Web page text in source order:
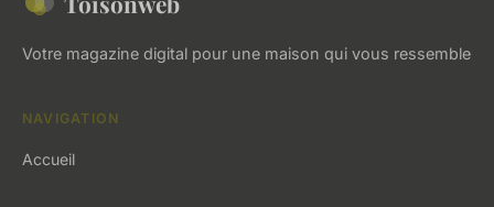
Votre magazine digital pour une maison qui vous ressemble
NAVIGATION
Accueil